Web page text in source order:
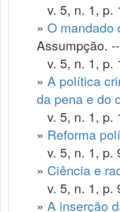
v. 5, n. 1, p.
» O mandado
Assumpção. --
v. 5, n. 1, p.
» A política
da pena e do
v. 5, n. 1, p.
» Reforma
v. 5, n. 1, p.
» Ciência e
v. 5, n. 1, p.
» A inserção